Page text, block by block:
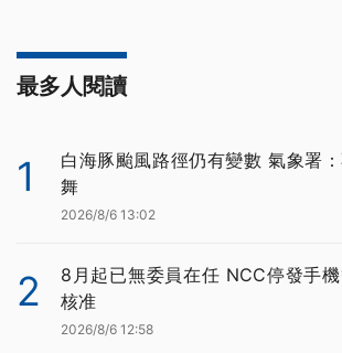
最多人閱讀
1
白海豚颱風路徑仍有變數 氣象署
舞
2026/8/6 13:02
2
8月起已無委員在任 NCC停發手
核准
2026/8/6 12:58